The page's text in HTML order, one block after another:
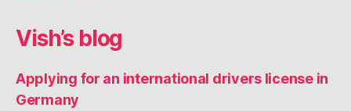
Vish’s blog
Applying for an international drivers license in
Germany